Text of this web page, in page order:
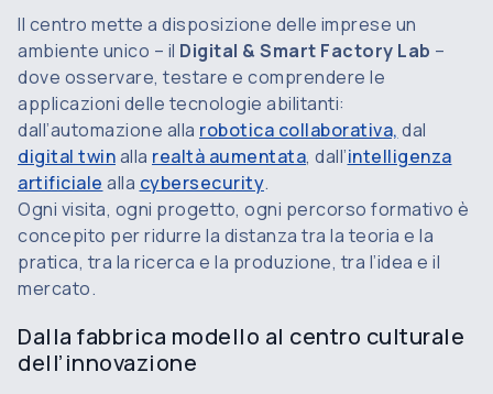
Il centro mette a disposizione delle imprese un
ambiente unico – il Digital & Smart Factory Lab –
dove osservare, testare e comprendere le
applicazioni delle tecnologie abilitanti:
dall’automazione alla robotica collaborativa, dal
digital twinalla realtà aumentata, dall’intelligenza
artificiale alla cybersecurity.
Ogni visita, ogni progetto, ogni percorso formativo è
concepito per ridurre la distanza tra la teoria e la
pratica, tra la ricerca e la produzione, tra l’idea e il
mercato.
Dalla fabbrica modello al centro culturale
dell’innovazione